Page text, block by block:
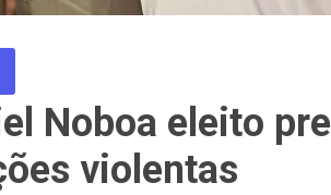
Noboa eleito
violentas